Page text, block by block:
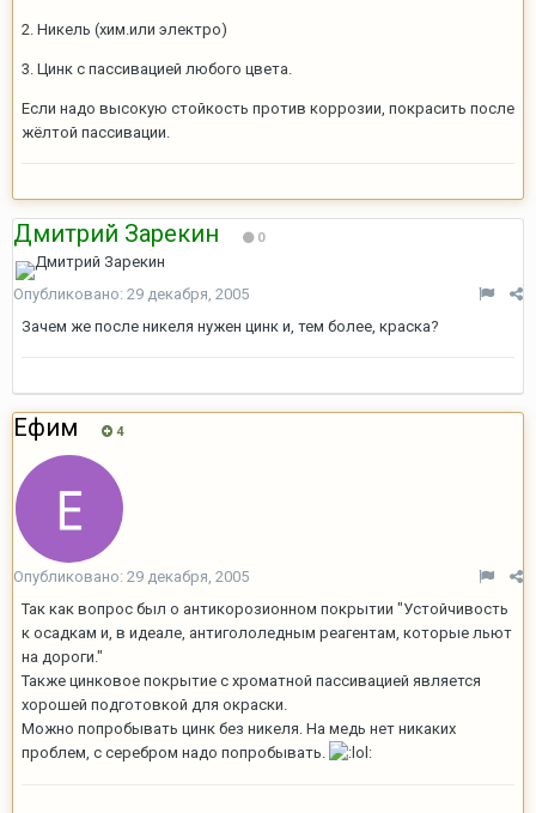
2. Никель (хим.или электро)
3. Цинк с пассивацией любого цвета.
Если надо высокую стойкость против коррозии, покрасить после
жёлтой пассивации.
Дмитрий Зарекин 0
Опубликовано: 29 декабря, 2005
Зачем же после никеля нужен цинк и, тем более, краска?
Ефим 4
Опубликовано: 29 декабря, 2005
Так как вопрос был о антикорозионном покрытии "Устойчивость
к осадкам и, в идеале, антигололедным реагентам, которые льют
на дороги."
Также цинковое покрытие с хроматной пассивацией является
хорошей подготовкой для окраски.
Можно попробывать цинк без никеля. На медь нет никаких
проблем, с серебром надо попробывать.